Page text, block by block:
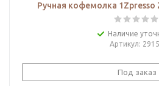
Ручная кофемолка 1Zpresso
Наличие
Артикул:
Под заказ